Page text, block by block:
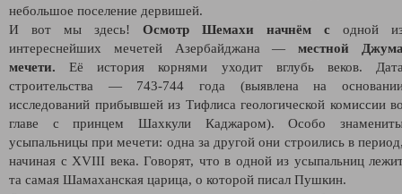
небольшое поселение дервишей.
И вот мы здесь! Осмотр Шемахи начнём с одной
интереснейших мечетей Азербайджана —местной
мечети. Её история корнями уходит вглубь веков.
строительства — 743-744 года (выявлена на
исследований прибывшей из Тифлиса геологической комиссии
главе с принцем Шахкули Каджаром). Особо
усыпальницы при мечети: одна за другой они строились в
начиная с XVIII века. Говорят, что в одной из усыпальниц
та самая Шамаханская царица, о которой писал Пушкин.